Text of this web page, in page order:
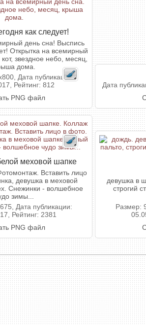
как следует!
день сна! Выспись
Открытка на всемирный
звездное небо, месяц,
дома.
Дата публикации:
Рейтинг: 812
PNG файл
Дата
меховой шапке
Вставить лицо
девушка в меховой
Снежинки - волшебное
зимы...
Дата публикации:
Рейтинг: 2381
PNG файл
девушка в
строгий
Размер: